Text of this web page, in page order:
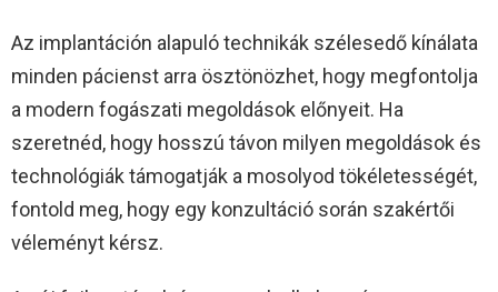
Az implantáción alapuló technikák szélesedő kínálata
minden pácienst arra ösztönözhet, hogy megfontolja
a modern fogászati megoldások előnyeit. Ha
szeretnéd, hogy hosszú távon milyen megoldások és
technológiák támogatják a mosolyod tökéletességét,
fontold meg, hogy egy konzultáció során szakértői
véleményt kérsz.